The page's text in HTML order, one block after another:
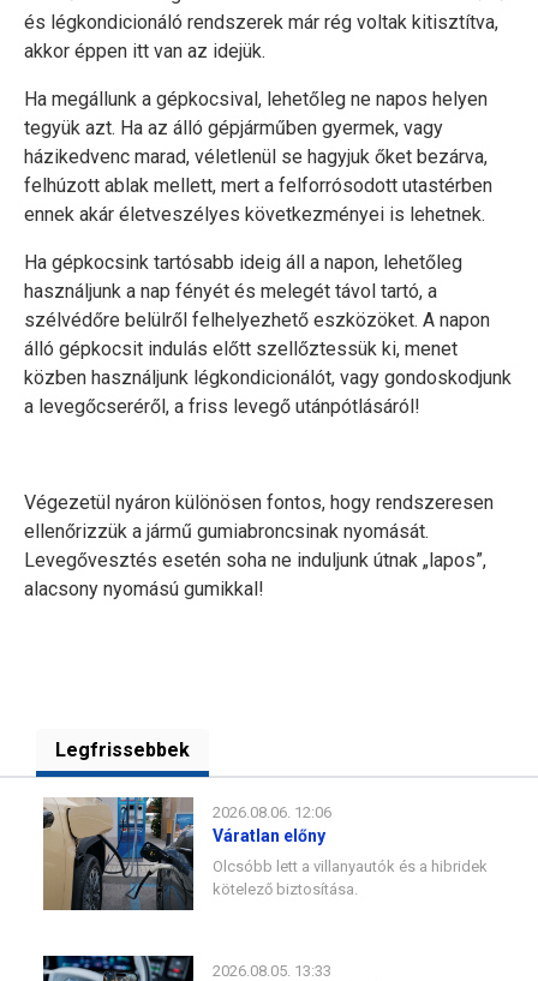
és légkondicionáló rendszerek már rég voltak kitisztítva,
akkor éppen itt van az idejük.
Ha megállunk a gépkocsival, lehetőleg ne napos helyen
tegyük azt. Ha az álló gépjárműben gyermek, vagy
házikedvenc marad, véletlenül se hagyjuk őket bezárva,
felhúzott ablak mellett, mert a felforrósodott utastérben
ennek akár életveszélyes következményei is lehetnek.
Ha gépkocsink tartósabb ideig áll a napon, lehetőleg
használjunk a nap fényét és melegét távol tartó, a
szélvédőre belülről felhelyezhető eszközöket. A napon
álló gépkocsit indulás előtt szellőztessük ki, menet
közben használjunk légkondicionálót, vagy gondoskodjunk
a levegőcseréről, a friss levegő utánpótlásáról!
Végezetül nyáron különösen fontos, hogy rendszeresen
ellenőrizzük a jármű gumiabroncsinak nyomását.
Levegővesztés esetén soha ne induljunk útnak „lapos”,
alacsony nyomású gumikkal!
Legfrissebbek
2026.08.06. 12:06
Váratlan előny
Olcsóbb lett a villanyautók és a hibridek
kötelező biztosítása.
2026.08.05. 13:33